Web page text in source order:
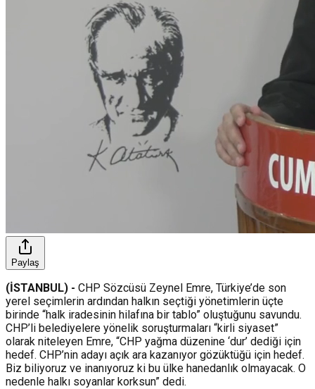
Paylaş
(İSTANBUL) - CHP Sözcüsü Zeynel Emre, Türkiye’de son
yerel seçimlerin ardından halkın seçtiği yönetimlerin üçte
birinde “halk iradesinin hilafına bir tablo” oluştuğunu savundu.
CHP’li belediyelere yönelik soruşturmaları “kirli siyaset”
olarak niteleyen Emre, “CHP yağma düzenine ‘dur’ dediği için
hedef. CHP’nin adayı açık ara kazanıyor gözüktüğü için hedef.
Biz biliyoruz ve inanıyoruz ki bu ülke hanedanlık olmayacak. O
nedenle halkı soyanlar korksun” dedi.